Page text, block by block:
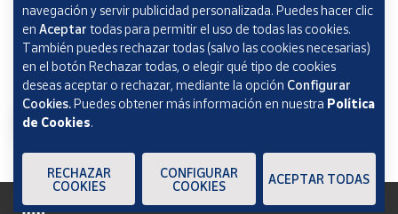
Correos Market
navegación y servir publicidad personalizada. Puedes hacer clic
en Aceptar todas para permitir el uso de todas las cookies.
También puedes rechazar todas (salvo las cookies necesarias)
en el botón Rechazar todas, o elegir qué tipo de cookies
deseas aceptar o rechazar, mediante la opción Configurar
Cookies.Puedes obtener más información en nuestra Política
de Cookies.
RECHAZAR
COOKIES
CONFIGURAR
COOKIES
ACEPTAR TODAS